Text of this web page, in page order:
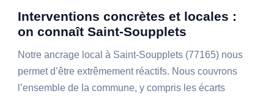
Interventions concrètes et locales :
on connaît Saint-Soupplets
Notre ancrage local à Saint-Soupplets (77165) nous
permet d’être extrêmement réactifs. Nous couvrons
l’ensemble de la commune, y compris les écarts